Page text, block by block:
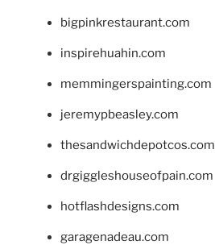
bigpinkrestaurant.com
inspirehuahin.com
memmingerspainting.com
jeremypbeasley.com
thesandwichdepotcos.com
drgiggleshouseofpain.com
hotflashdesigns.com
garagenadeau.com